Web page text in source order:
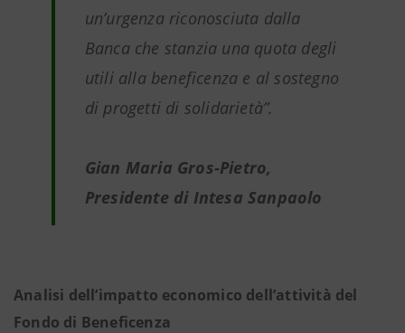
un’urgenza riconosciuta dalla
Banca che stanzia una quota degli
utili alla beneficenza e al sostegno
di progetti di solidarietà”.
Gian Maria Gros-Pietro,
Presidente di Intesa Sanpaolo
Analisi dell’impatto economico dell’attività del
Fondo di Beneficenza